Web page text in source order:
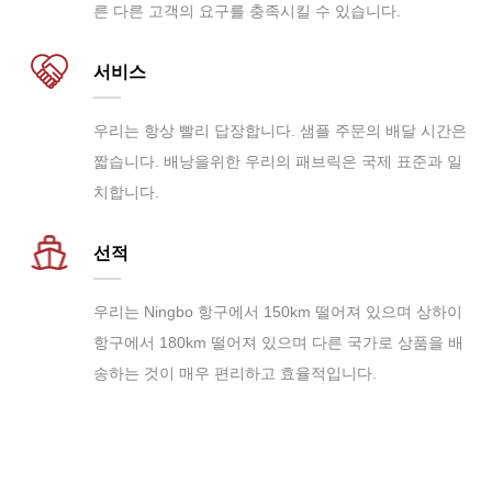
른 다른 고객의 요구를 충족시킬 수 있습니다.
서비스
우리는 항상 빨리 답장합니다. 샘플 주문의 배달 시간은
짧습니다. 배낭을위한 우리의 패브릭은 국제 표준과 일
치합니다.
선적
우리는 Ningbo 항구에서 150km 떨어져 있으며 상하이
항구에서 180km 떨어져 있으며 다른 국가로 상품을 배
송하는 것이 매우 편리하고 효율적입니다.